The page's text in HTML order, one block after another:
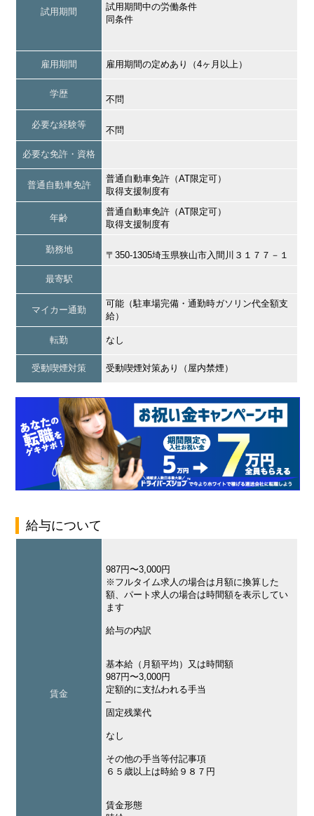
試用期間
試用期間中の労働条件
同条件
雇用期間 雇用期間の定めあり（4ヶ月以上）
学歴
不問
必要な経験等
不問
必要な免許・資格
普通自動車免許
普通自動車免許（AT限定可）
取得支援制度有
年齢
普通自動車免許（AT限定可）
取得支援制度有
勤務地
〒350-1305埼玉県狭山市入間川３１７７－１
最寄駅
マイカー通勤
可能（駐車場完備・通勤時ガソリン代全額支
給）
転勤 なし
受動喫煙対策 受動喫煙対策あり（屋内禁煙）
給与について
賃金
987円〜3,000円
※フルタイム求人の場合は月額に換算した
額、パート求人の場合は時間額を表示してい
ます
給与の内訳
基本給（月額平均）又は時間額
987円〜3,000円
定額的に支払われる手当
–
固定残業代
なし
その他の手当等付記事項
６５歳以上は時給９８７円
賃金形態